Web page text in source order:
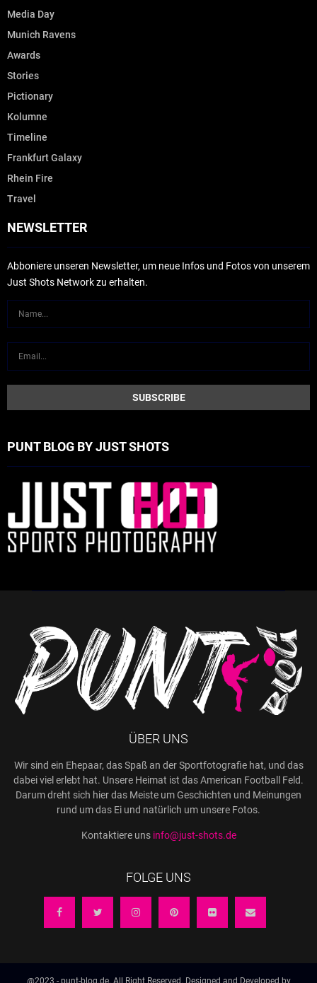
Media Day
Munich Ravens
Awards
Stories
Pictionary
Kolumne
Timeline
Frankfurt Galaxy
Rhein Fire
Travel
NEWSLETTER
Abboniere unseren Newsletter, um neue Infos und Fotos von unserem
Just Shots Network zu erhalten.
PUNT BLOG BY JUST SHOTS
ÜBER UNS
Wir sind ein Ehepaar, das Spaß an der Sportfotografie hat, und das
dabei viel erlebt hat. Unsere Heimat ist das American Football Feld.
Darum dreht sich hier das Meiste um Geschichten und Meinungen
rund um das Ei und natürlich um unsere Fotos.
Kontaktiere uns info@just-shots.de
FOLGE UNS
@2023 - punt-blog.de. All Right Reserved. Designed and Developed by